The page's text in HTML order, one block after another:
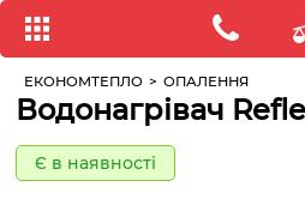
ЕКОНОМТЕПЛО > ОПАЛЕННЯ
Водонагрівач
Є в наявності